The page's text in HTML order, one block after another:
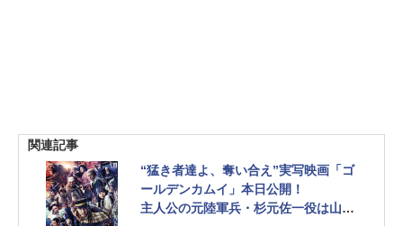
関連記事
“猛き者達よ、奪い合え”実写映画「ゴ
ールデンカムイ」本日公開！
主人公の元陸軍兵・杉元佐一役は山﨑